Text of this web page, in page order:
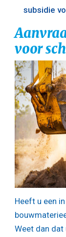
subsidie
voor
Heeft u een
Weet dan